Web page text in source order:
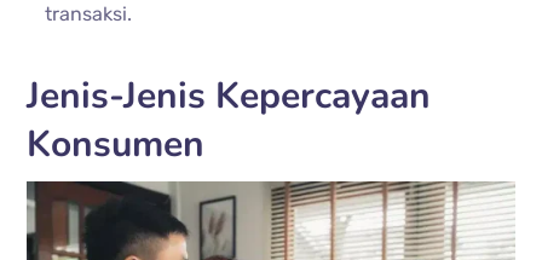
transaksi.
Jenis-Jenis Kepercayaan
Konsumen